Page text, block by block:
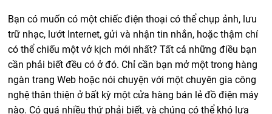
Bạn có muốn có một chiếc điện thoại có thể chụp ảnh, lưu
trữ nhạc, lướt Internet, gửi và nhận tin nhắn, hoặc thậm chí
có thể chiếu một vở kịch mới nhất? Tất cả những điều bạn
cần phải biết đều có ở đó. Chỉ cần bạn mở một trong hàng
ngàn trang Web hoặc nói chuyện với một chuyên gia công
nghệ thân thiện ở bất kỳ một cửa hàng bán lẻ đồ điện máy
nào. Có quá nhiều thứ phải biết, và chúng có thể khó lựa